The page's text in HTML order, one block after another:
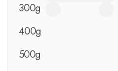
300g
400g
500g